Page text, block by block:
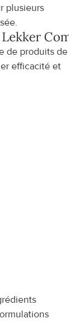
plusieurs
de produits de
efficacité et